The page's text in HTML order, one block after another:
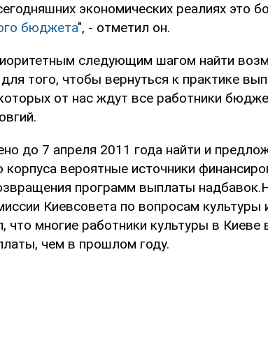
экономических реалиях это
бюджета", - отметил он.
следующим шагом найти
того, чтобы вернуться к практике
от нас ждут все работники
до 7 апреля 2011 года найти и
корпуса вероятные источники
программ выплаты
Киевсовета по вопросам культуры
что многие работники культуры в Киеве
чем в прошлом году.